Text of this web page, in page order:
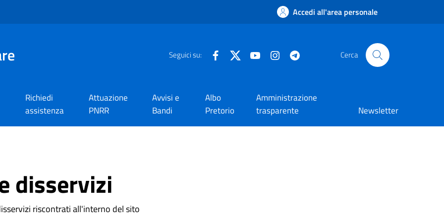
Accedi all'area personale
Seguici su: FacebookTwitter YouTube Instagram Cerca
Richiedi
assistenza
Attuazione
PNRR
Avvisi e
Bandi
Albo
Pretorio
Amministrazione
trasparente
Newsletter
disservizi
riscontrati all'interno del sito